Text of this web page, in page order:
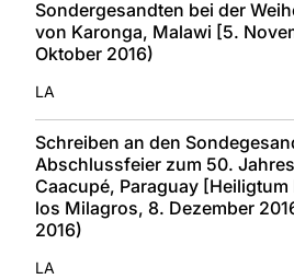
Sondergesandten bei der
von Karonga, Malawi [5.
Oktober 2016)
LA
Schreiben an den
Abschlussfeier zum 50.
Caacupé, Paraguay
los Milagros, 8. Dezember
2016)
LA